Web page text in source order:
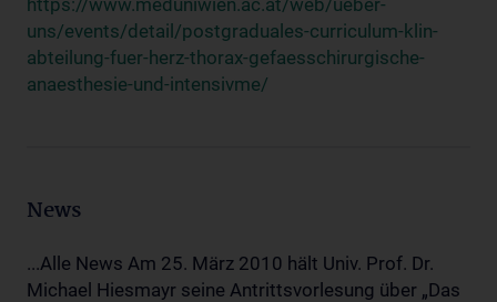
https://www.meduniwien.ac.at/web/ueber-
uns/events/detail/postgraduales-curriculum-klin-
abteilung-fuer-herz-thorax-gefaesschirurgische-
anaesthesie-und-intensivme/
News
...Alle News Am 25. März 2010 hält Univ. Prof. Dr.
Michael Hiesmayr seine Antrittsvorlesung über „Das